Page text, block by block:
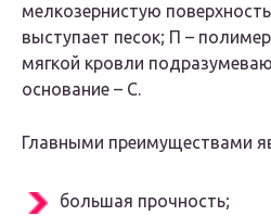
мелкозернистую
выступает песок; П –
мягкой кровли
основание – С.
Главными преимуществами
большая прочность;